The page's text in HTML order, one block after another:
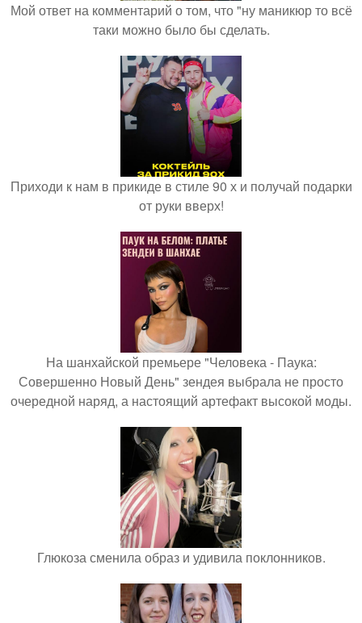
Мой ответ на комментарий о том, что "ну маникюр то всё
таки можно было бы сделать.
Приходи к нам в прикиде в стиле 90 х и получай подарки
от руки вверх!
На шанхайской премьере "Человека - Паука:
Совершенно Новый День" зендея выбрала не просто
очередной наряд, а настоящий артефакт высокой моды.
Глюкоза сменила образ и удивила поклонников.